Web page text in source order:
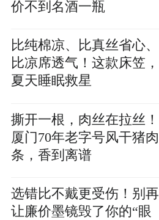
价不到名酒一瓶
比纯棉凉、比真丝省心、
比凉席透气！这款床笠，
夏天睡眠救星
撕开一根，肉丝在拉丝！
厦门70年老字号风干猪肉
条，香到离谱
选错比不戴更受伤！别再
让廉价墨镜毁了你的“眼